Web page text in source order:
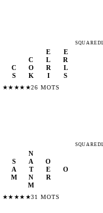
E
E
C
L
R
C
O R
L
S K I S
★★ ★★ ★26 MOTS
N
S
A
O
A T E
O
M
N
R
M
★★ ★★ ★31 MOTS